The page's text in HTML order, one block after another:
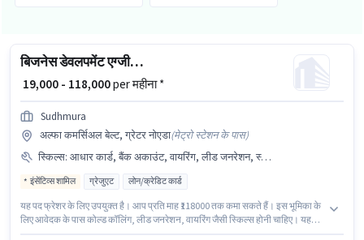
बिजनेस डेवलपमेंट एग्जीक्यूटिव
₹ 19,000 - 118,000per महीना *
Sudhmura
अल्फा कमर्सिअल बेल्ट, ग्रेटर नोएडा(मेट्रो स्टेशन के पास)
स्किल्स: आधार कार्ड, बैंक अकाउंट, वायरिंग, लीड जनरेशन, स्मार्टफोन, इंटरनेट कनेक्शन, PAN कार्ड, लैपटॉप/डेस्कटॉप, कोल्ड कॉलिंग
इंसेंटिव्स शामिल ग्रेजुएट लोन/क्रेडिट कार्ड
यह पद फ्रेशर के लिए उपयुक्त है। आप प्रति माह ₹118000 तक कमा सकते हैं। इस भूमिका के
लिए आवेदक के पास कोल्ड कॉलिंग, लीड जनरेशन, वायरिंग जैसी स्किल्स होनी चाहिए। यह